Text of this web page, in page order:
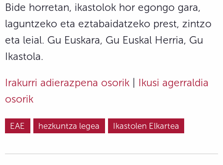
Bide horretan, ikastolok hor egongo gara,
laguntzeko eta eztabaidatzeko prest, zintzo
eta leial. Gu Euskara, Gu Euskal Herria, Gu
Ikastola.
Irakurri adierazpena osorik
Ikusi agerraldia
osorik
EAE hezkuntza legea Ikastolen Elkartea